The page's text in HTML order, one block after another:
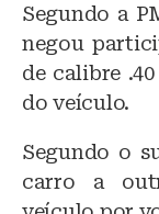
Segundo a
negou
de calibre
do veículo.
Segundo o
carro a